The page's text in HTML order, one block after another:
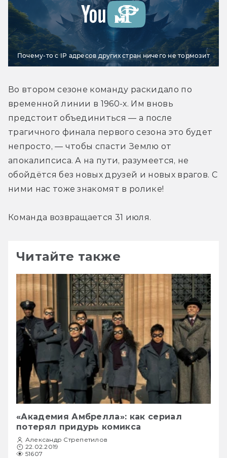
Почему-то с IP адресов других стран ничего не тормозит
Во втором сезоне команду раскидало по
временной линии в 1960-х. Им вновь
предстоит объединиться — а после
трагичного финала первого сезона это будет
непросто, — чтобы спасти Землю от
апокалипсиса. А на пути, разумеется, не
обойдётся без новых друзей и новых врагов. С
ними нас тоже знакомят в ролике!
Команда возвращается 31 июля.
Читайте также
«Академия Амбрелла»: как сериал
потерял придурь комикса
Александр Стрепетилов
22.02.2019
51607